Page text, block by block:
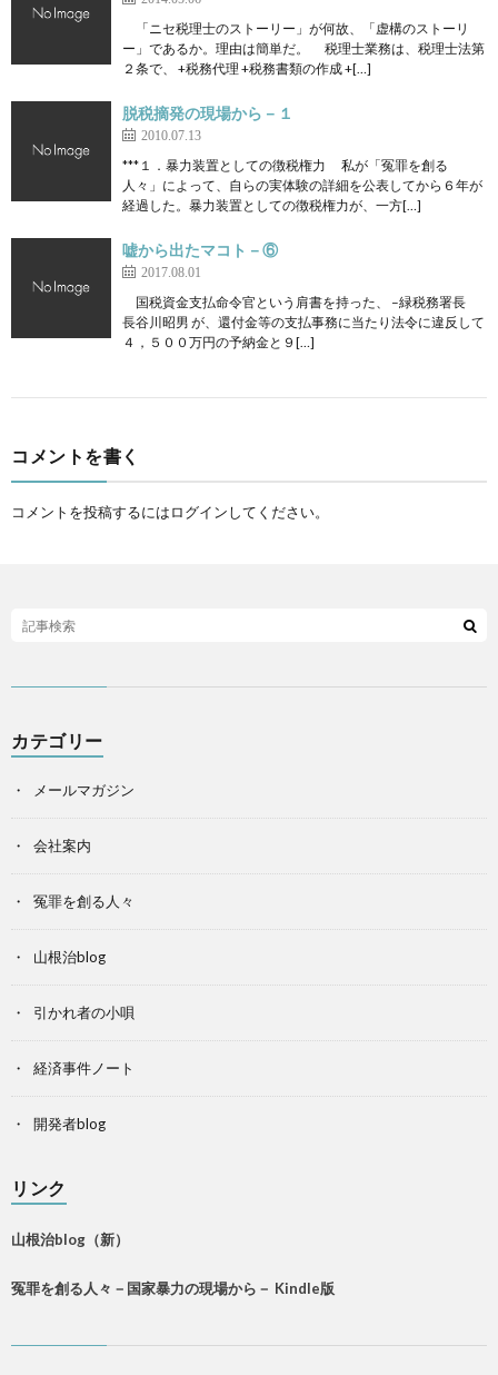
「ニセ税理士のストーリー」が何故、「虚構のストーリ
ー」であるか。理由は簡単だ。 税理士業務は、税理士法第
２条で、 +税務代理 +税務書類の作成 +[…]
脱税摘発の現場から－１
2010.07.13
***１．暴力装置としての徴税権力 私が「冤罪を創る
人々」によって、自らの実体験の詳細を公表してから６年が
経過した。暴力装置としての徴税権力が、一方[…]
嘘から出たマコト－⑥
2017.08.01
国税資金支払命令官という肩書を持った、 –緑税務署長
長谷川昭男 が、還付金等の支払事務に当たり法令に違反して
４，５００万円の予納金と９[…]
コメントを書く
コメントを投稿するにはログインしてください。
カテゴリー
メールマガジン
会社案内
冤罪を創る人々
山根治blog
引かれ者の小唄
経済事件ノート
開発者blog
リンク
山根治blog（新）
冤罪を創る人々－国家暴力の現場から－ Kindle版